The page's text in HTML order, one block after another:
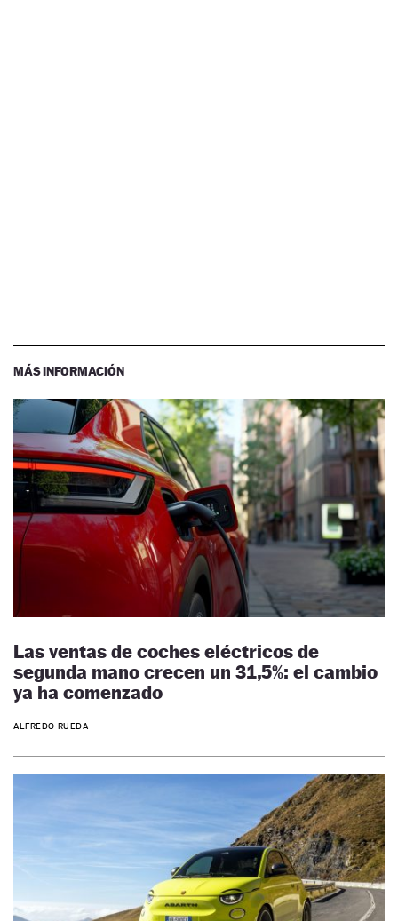
MÁS INFORMACIÓN
Las ventas de coches eléctricos de
segunda mano crecen un 31,5%: el cambio
ya ha comenzado
ALFREDO RUEDA